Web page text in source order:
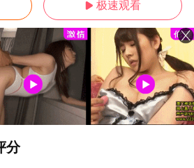
 极速观看
分